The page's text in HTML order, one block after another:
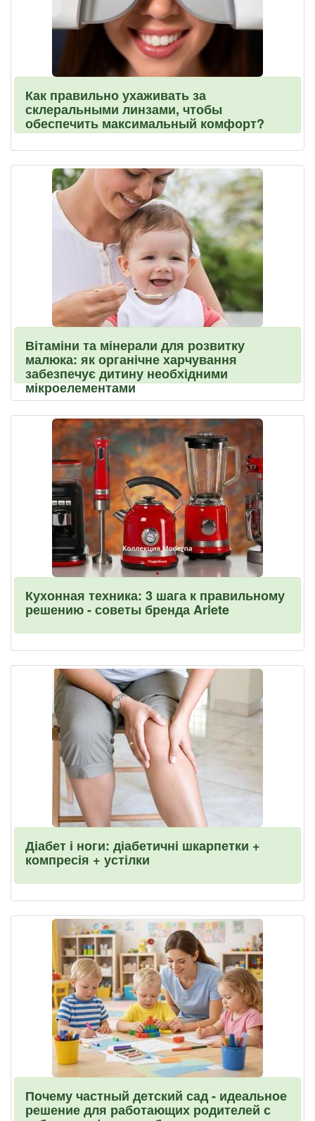
Как правильно ухаживать за
склеральными линзами, чтобы
обеспечить максимальный комфорт?
Вітаміни та мінерали для розвитку
малюка: як органічне харчування
забезпечує дитину необхідними
мікроелементами
Кухонная техника: 3 шага к правильному
решению - советы бренда Ariete
Діабет і ноги: діабетичні шкарпетки +
компресія + устілки
Почему частный детский сад - идеальное
решение для работающих родителей с